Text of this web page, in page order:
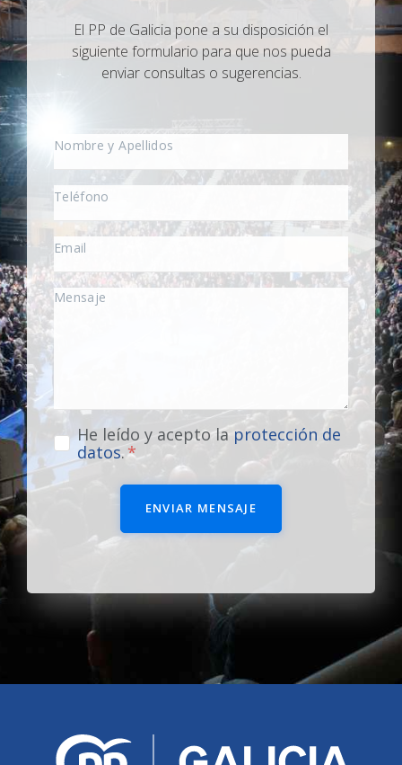
El PP de Galicia pone a su disposición el
siguiente formulario para que nos pueda
enviar consultas o sugerencias.
He leído y acepto laprotección de
datos.
ENVIAR MENSAJE